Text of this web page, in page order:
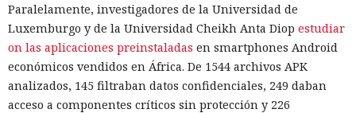
Paralelamente, investigadores de la Universidad de
Luxemburgo y de la Universidad Cheikh Anta Diop estudiar
on las aplicaciones preinstaladas en smartphones Android
económicos vendidos en África. De 1544 archivos APK
analizados, 145 filtraban datos confidenciales, 249 daban
acceso a componentes críticos sin protección y 226